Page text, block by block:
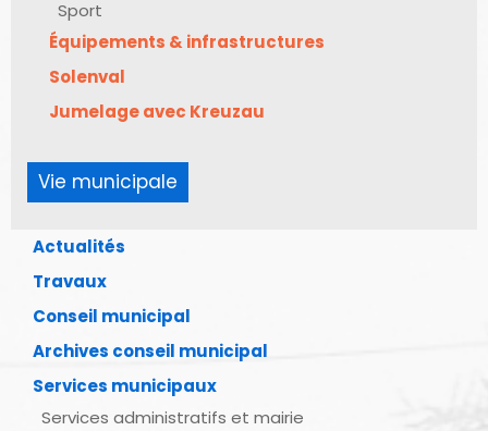
Sport
Équipements & infrastructures
Solenval
Jumelage avec Kreuzau
Vie municipale
Actualités
Travaux
Conseil municipal
Archives conseil municipal
Services municipaux
Services administratifs et mairie